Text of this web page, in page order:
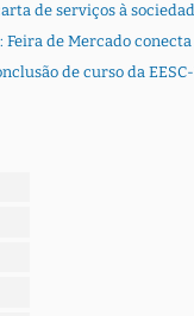
de serviços à
de Mercado
de curso da